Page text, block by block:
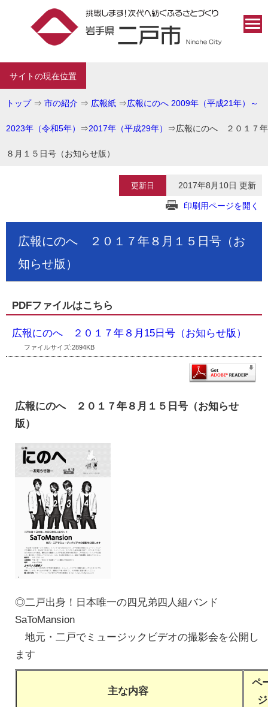
サイトの現在位置
トップ⇒ 市の紹介 ⇒ 広報紙 ⇒広報にのへ 2009年（平成21年）～
2023年（令和5年） ⇒2017年（平成29年） ⇒広報にのへ ２０１７年
８月１５日号（お知らせ版）
更新日 2017年8月10日 更新
印刷用ページを開く
広報にのへ ２０１７年８月１５日号（お
知らせ版）
PDFファイルはこちら
広報にのへ ２０１７年８月15日号（お知らせ版）
ファイルサイズ:2894KB
広報にのへ ２０１７年８月１５日号（お知らせ
版）
◎二戸出身！日本唯一の四兄弟四人組バンド
SaToMansion
地元・二戸でミュージックビデオの撮影会を公開し
ます
主な内容
ペ
ジ